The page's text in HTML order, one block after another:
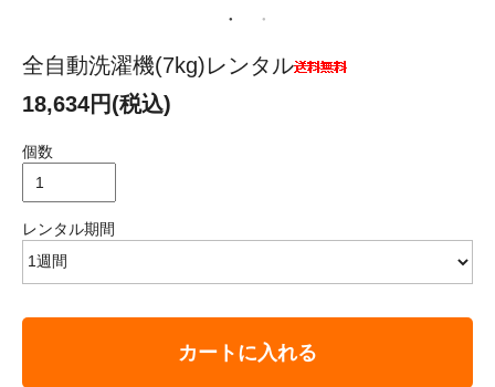
全自動洗濯機(7kg)レンタル
18,634円(税込)
個数
レンタル期間
カートに入れる